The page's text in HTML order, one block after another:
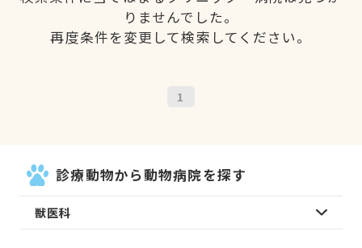
りませんでした。
再度条件を変更して検索してください。
1
診療動物から動物病院を探す
獣医科